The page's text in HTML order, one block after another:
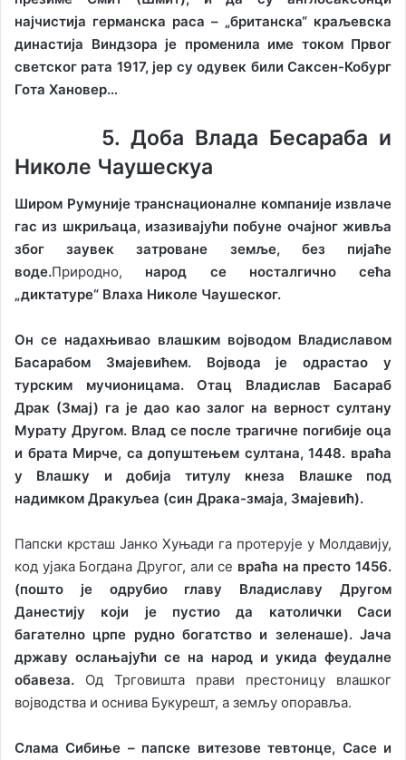
најчистија германска раса – „британска“ краљевска
династија Виндзора је променила име током Првог
светског рата 1917, јер су одувек били Саксен-Кобург
Гота Хановер…
5. Доба Влада Бесараба и
Николе Чаушескуа
Широм Румуније транснационалне компаније извлаче
гас из шкриљаца, изазивајући побуне очајног живља
због заувек затроване земље, без пијаће
воде.Природно, народ се носталгично сећа
„диктатуре“ Влаха Николе Чаушеског.
Он се надахњивао влашким војводом Владиславом
Басарабом Змајевићем. Војвода је одрастао у
турским мучионицама. Отац Владислав Басараб
Драк (Змај) га је дао као залог на верност султану
Мурату Другом. Влад се после трагичне погибије оца
и брата Мирче, са допуштењем султана, 1448. враћа
у Влашку и добија титулу кнеза Влашке под
надимком Дракуљеа (син Драка-змаја, Змајевић).
Папски крсташ Јанко Хуњади га протерује у Молдавију,
код ујака Богдана Другог, али се враћа на престо 1456.
(пошто је одрубио главу Владиславу Другом
Данестију који је пустио да католички Саси
багателно црпе рудно богатство и зеленаше). Јача
државу ослањајући се на народ и укида феудалне
обавеза. Од Трговишта прави престоницу влашког
војводства и оснива Букурешт, а земљу опоравља.
Слама Сибиње – папске витезове тевтонце, Сасе и